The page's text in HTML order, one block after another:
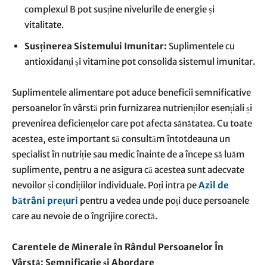
complexul B pot susține nivelurile de energie și
vitalitate.
Susținerea Sistemului Imunitar: Suplimentele cu
antioxidanți și vitamine pot consolida sistemul imunitar.
Suplimentele alimentare pot aduce beneficii semnificative
persoanelor în vârstă prin furnizarea nutrienților esențiali și
prevenirea deficiențelor care pot afecta sănătatea. Cu toate
acestea, este important să consultăm întotdeauna un
specialist în nutriție sau medic înainte de a începe să luăm
suplimente, pentru a ne asigura că acestea sunt adecvate
nevoilor și condițiilor individuale. Poți intra peAzil de
bătrâni prețuri pentru a vedea unde poți duce persoanele
care au nevoie de o îngrijire corectă.
Carentele de Minerale în Rândul Persoanelor În
Vârstă: Semnificație și Abordare